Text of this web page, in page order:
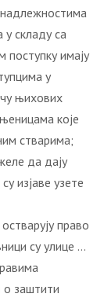
складу са
имају
у
њихових
које
стварима;
да дају
изјаве узете
право
су улице …
о заштити